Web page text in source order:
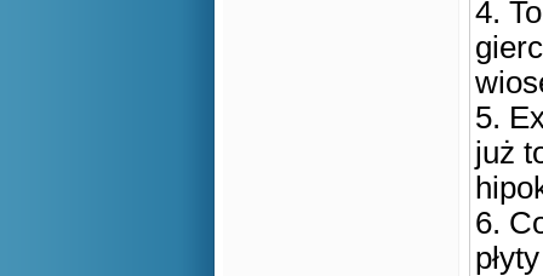
4.
5.
już
6.